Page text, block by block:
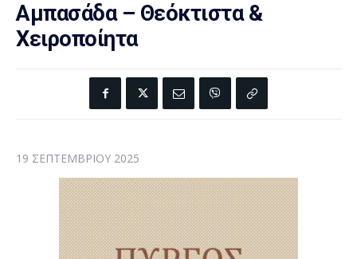
Αμπασάδα – Θεόκτιστα &
Χειροποίητα
19 ΣΕΠΤΕΜΒΡΊΟΥ 2025